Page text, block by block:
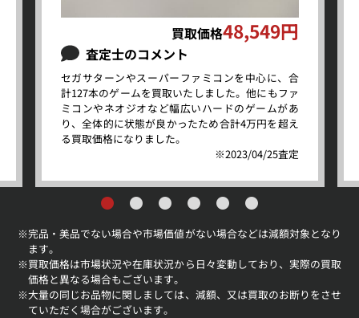
買取価格48,549円
査定士のコメント
セガサターンやスーパーファミコンを中心に、合
計127本のゲームを買取いたしました。他にもファ
ミコンやネオジオなど幅広いハードのゲームがあ
り、全体的に状態が良かったため合計4万円を超え
る買取価格になりました。
※2023/04/25査定
※完品・美品でない場合や市場価値がない場合などは減額対象となり
ます。
※ 買取価格は市場状況や在庫状況から日々変動しており、実際の買取
価格と異なる場合もございます。
※大量の同じお品物に関しましては、減額、又は買取のお断りをさせ
ていただく場合がございます。